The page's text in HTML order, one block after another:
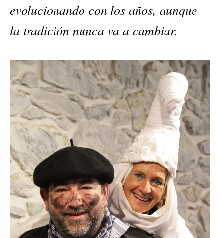
evolucionando con los años, aunque
la tradición nunca va a cambiar.